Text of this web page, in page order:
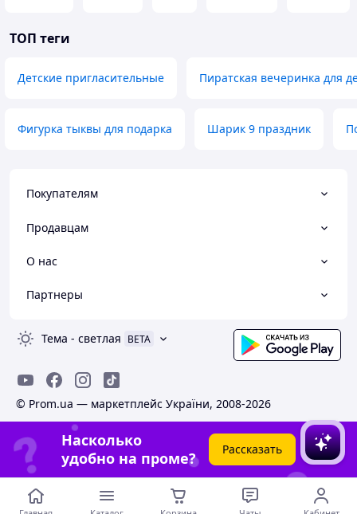
ТОП теги
Детские пригласительные Пиратская вечеринка для
Фигурка тыквы для подарка Шарик 9 праздник
Покупателям
Продавцам
О нас
Партнеры
Тема - светлая BETA
© Prom.ua — маркетплейс України, 2008-2026
Насколько
удобно на проме?
Рассказать